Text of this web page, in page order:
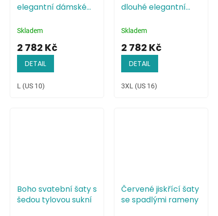
elegantní dámské
rameny
Skladem
2 782 Kč
DETAIL
L (US 10)
dlouhé elegantní
odhalenými rameny
Skladem
2 782 Kč
DETAIL
3XL (US 16)
Boho svatební šaty s
šedou tylovou sukní
Červené jiskřící šaty
se spadlými rameny